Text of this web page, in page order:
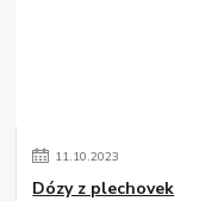
11.10.2023
Dózy z plechovek